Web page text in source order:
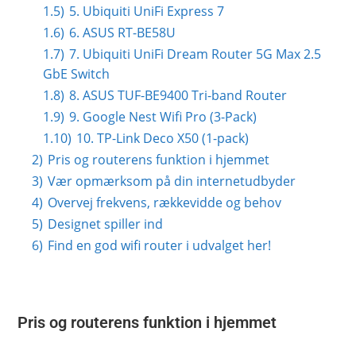
1.5) 5. Ubiquiti UniFi Express 7
1.6) 6. ASUS RT-BE58U
1.7) 7. Ubiquiti UniFi Dream Router 5G Max 2.5
GbE Switch
1.8) 8. ASUS TUF-BE9400 Tri-band Router
1.9) 9. Google Nest Wifi Pro (3-Pack)
1.10) 10. TP-Link Deco X50 (1-pack)
2) Pris og routerens funktion i hjemmet
3) Vær opmærksom på din internetudbyder
4) Overvej frekvens, rækkevidde og behov
5) Designet spiller ind
6) Find en god wifi router i udvalget her!
Pris og routerens funktion i hjemmet